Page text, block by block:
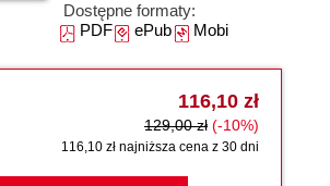
Dostępne formaty:
PDFePubMobi
116,10 zł
129,00 zł (-10%)
116,10 zł najniższa cena z 30 dni